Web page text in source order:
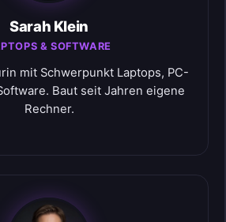
Sarah Klein
& SOFTWARE
mit Schwerpunkt Laptops, PC-
Baut seit Jahren eigene
Rechner.